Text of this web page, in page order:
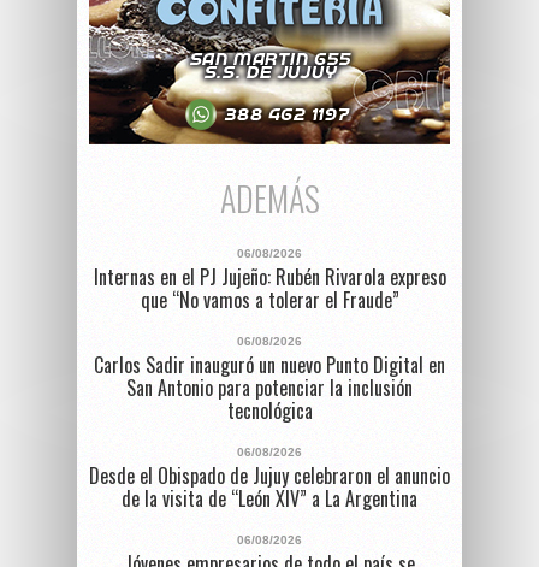
ADEMÁS
06/08/2026
Internas en el PJ Jujeño: Rubén Rivarola expreso
que “No vamos a tolerar el Fraude”
06/08/2026
Carlos Sadir inauguró un nuevo Punto Digital en
San Antonio para potenciar la inclusión
tecnológica
06/08/2026
Desde el Obispado de Jujuy celebraron el anuncio
de la visita de “León XIV” a La Argentina
06/08/2026